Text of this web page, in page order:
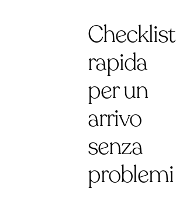
Checklist
rapida
per un
arrivo
senza
problemi